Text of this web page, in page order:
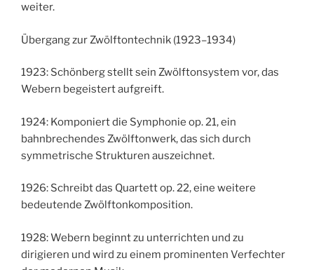
weiter.
Übergang zur Zwölftontechnik (1923–1934)
1923: Schönberg stellt sein Zwölftonsystem vor, das
Webern begeistert aufgreift.
1924: Komponiert die Symphonie op. 21, ein
bahnbrechendes Zwölftonwerk, das sich durch
symmetrische Strukturen auszeichnet.
1926: Schreibt das Quartett op. 22, eine weitere
bedeutende Zwölftonkomposition.
1928: Webern beginnt zu unterrichten und zu
dirigieren und wird zu einem prominenten Verfechter